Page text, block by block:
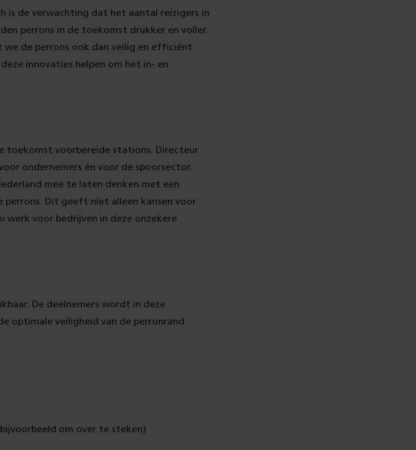
is de verwachting dat het aantal reizigers in
perrons in de toekomst drukker en voller.
we de perrons ook dan veilig en efficiënt
innovaties helpen om het in- en
toekomst voorbereide stations.
Directeur
ondernemers én voor de spoorsector.
mee te laten denken met een
perrons. Dit geeft niet alleen kansen voor
werk voor bedrijven in deze onzekere
De deelnemers wordt in deze
optimale veiligheid van de perronrand
om over te steken)